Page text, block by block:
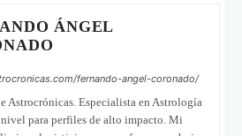
ÁNGEL
fernando-angel-coronado/
Astrocrónicas. Especialista en Astrología
para perfiles de alto impacto. Mi